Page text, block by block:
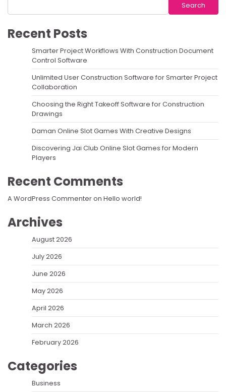
Search
Recent Posts
Smarter Project Workflows With Construction Document
Control Software
Unlimited User Construction Software for Smarter Project
Collaboration
Choosing the Right Takeoff Software for Construction
Drawings
Daman Online Slot Games With Creative Designs
Discovering Jai Club Online Slot Games for Modern
Players
Recent Comments
A WordPress Commenteron Hello world!
Archives
August 2026
July 2026
June 2026
May 2026
April 2026
March 2026
February 2026
Categories
Business